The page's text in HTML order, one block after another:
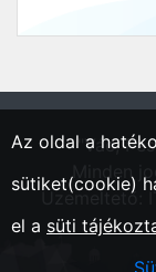
"Vác,
Minden
Üzemeltető:
Az oldal a
sütiket(cookie)
el a süti